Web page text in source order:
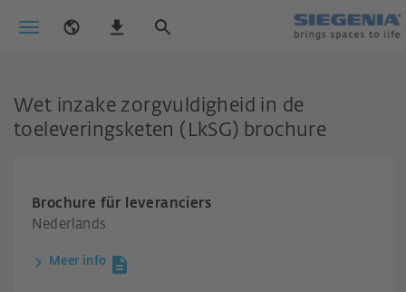
Wet inzake zorgvuldigheid in de
toeleveringsketen (LkSG) brochure
Brochure für leveranciers
Nederlands
Meer info